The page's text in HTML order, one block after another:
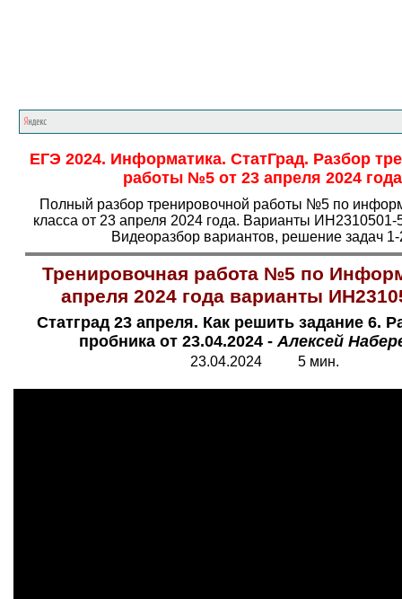
ЕГЭ 2024. Информатика. СтатГрад. Разбор
работы №5 от 23 апреля 2024
Полный разбор тренировочной работы №5 по
класса от 23 апреля 2024 года. Варианты ИН2310501-
Видеоразбор вариантов, решение задач 1-
Тренировочная работа №5 по
апреля 2024 года варианты
Статград 23 апреля. Как решить задание 6.
пробника от 23.04.2024 -Алексей
23.04.2024 5 мин.